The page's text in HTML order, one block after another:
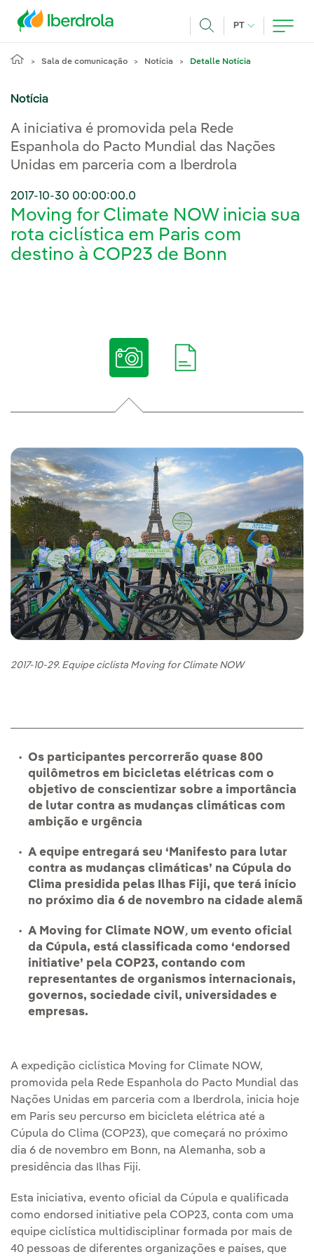
PT IDIOMA ATUAL,
Sala de comunicação Notícia Detalle Notícia
Notícia
A iniciativa é promovida pela Rede
Espanhola do Pacto Mundial das Nações
Unidas em parceria com a Iberdrola
2017-10-30 00:00:00.0
Moving for Climate NOW inicia sua
rota ciclística em Paris com
destino à COP23 de Bonn
2017-10-29. Equipe ciclista Moving for Climate NOW
Os participantes percorrerão quase 800
quilômetros em bicicletas elétricas com o
objetivo de conscientizar sobre a importância
de lutar contra as mudanças climáticas com
ambição e urgência
A equipe entregará seu ‘Manifesto para lutar
contra as mudanças climáticas’ na Cúpula do
Clima presidida pelas Ilhas Fiji, que terá início
no próximo dia 6 de novembro na cidade alemã
A Moving for Climate NOW, um evento oficial
da Cúpula, está classificada como ‘endorsed
initiative’ pela COP23, contando com
representantes de organismos internacionais,
governos, sociedade civil, universidades e
empresas.
A expedição ciclística Moving for Climate NOW,
promovida pela Rede Espanhola do Pacto Mundial das
Nações Unidas em parceria com a Iberdrola, inicia hoje
em Paris seu percurso em bicicleta elétrica até a
Cúpula do Clima (COP23), que começará no próximo
dia 6 de novembro em Bonn, na Alemanha, sob a
presidência das Ilhas Fiji.
Esta iniciativa, evento oficial da Cúpula e qualificada
como endorsed initiative pela COP23, conta com uma
equipe ciclística multidisciplinar formada por mais de
40 pessoas de diferentes organizações e países, que